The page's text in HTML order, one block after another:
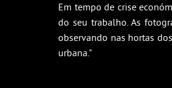
Em tempo de crise
do seu trabalho. As
observando nas hortas
urbana."